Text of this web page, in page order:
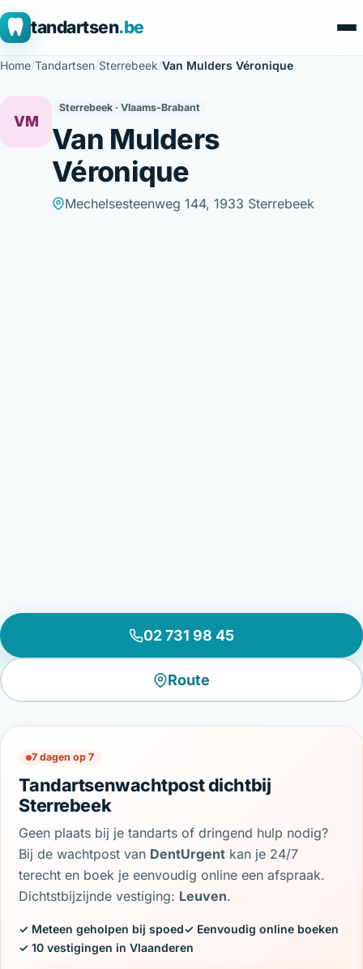
tandartsen.be
Home/Tandartsen/Sterrebeek/Van Mulders Véronique
VM
Sterrebeek · Vlaams-Brabant
Van Mulders
Véronique
Mechelsesteenweg 144, 1933 Sterrebeek
02 731 98 45
Route
7 dagen op 7
Tandartsenwachtpost dichtbij
Sterrebeek
Geen plaats bij je tandarts of dringend hulp nodig?
Bij de wachtpost van DentUrgent kan je 24/7
terecht en boek je eenvoudig online een afspraak.
Dichtstbijzijnde vestiging: Leuven.
✓ Meteen geholpen bij spoed✓ Eenvoudig online boeken
✓ 10 vestigingen in Vlaanderen